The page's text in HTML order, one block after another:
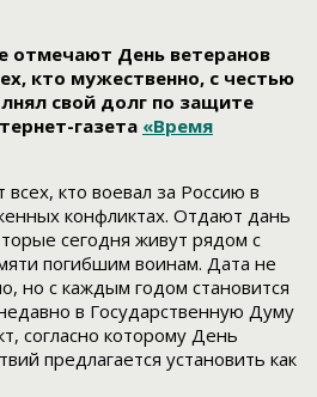
отмечают День ветеранов
кто мужественно, с честью
свой долг по защите
газета «Время
кто воевал за Россию в
конфликтах. Отдают дань
сегодня живут рядом с
погибшим воинам. Дата не
но с каждым годом становится
в Государственную Думу
согласно которому День
предлагается установить как